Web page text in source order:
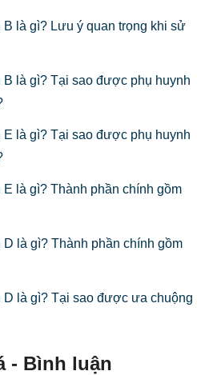
là gì? Lưu ý quan trọng khi sử
là gì? Tại sao được phụ huynh
là gì? Tại sao được phụ huynh
là gì? Thành phần chính gồm
là gì? Thành phần chính gồm
là gì? Tại sao được ưa chuộng
- Bình luận